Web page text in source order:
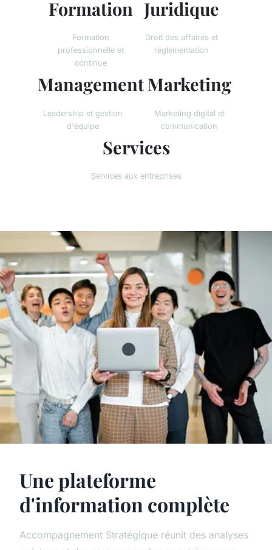
Formation
Formation
professionnelle et
continue
Juridique
Droit des affaires et
réglementation
Management
Leadership et gestion
d'équipe
Marketing
Marketing digital et
communication
Services
Services aux entreprises
Une plateforme
d'information complète
Accompagnement Stratégique réunit des analyses